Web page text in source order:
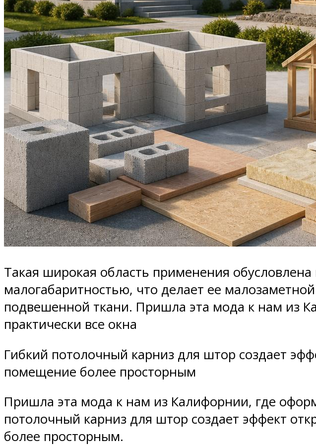
Такая широкая область применения
малогабаритностью, что делает ее
подвешенной ткани. Пришла эта мода к нам из
практически все окна
Гибкий потолочный карниз для штор создает
помещение более просторным
Пришла эта мода к нам из Калифорнии, где
потолочный карниз для штор создает эффект
более просторным.